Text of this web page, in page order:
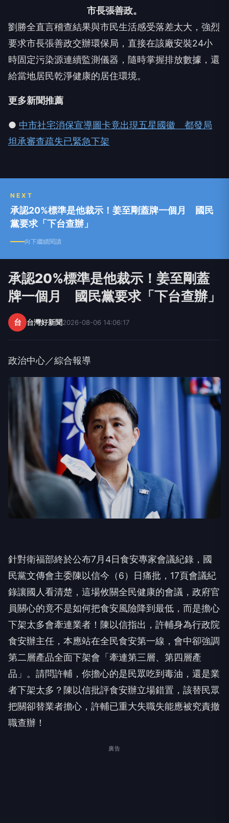
市長張善政。
劉勝全直言稽查結果與市民生活感受落差太大，強烈
要求市長張善政交辦環保局，直接在該廠安裝24小
時固定污染源連續監測儀器，隨時掌握排放數據，還
給當地居民乾淨健康的居住環境。
更多新聞推薦
● 中市社宅消保宣導圖卡竟出現五星國徽 都發局
坦承審查疏失已緊急下架
NEXT
承認20%標準是他裁示！姜至剛蓋牌一個月 國民
黨要求「下台查辦」
向下繼續閱讀
承認20%標準是他裁示！姜至剛蓋
牌一個月 國民黨要求「下台查辦」
台 台灣好新聞2026-08-06 14:06:17
政治中心／綜合報導
針對衛福部終於公布7月4日食安專家會議紀錄，國
民黨文傳會主委陳以信今（6）日痛批，17頁會議紀
錄讓國人看清楚，這場攸關全民健康的會議，政府官
員關心的竟不是如何把食安風險降到最低，而是擔心
下架太多會牽連業者！陳以信指出，許輔身為行政院
食安辦主任，本應站在全民食安第一線，會中卻強調
第二層產品全面下架會「牽連第三層、第四層產
品」。請問許輔，你擔心的是民眾吃到毒油，還是業
者下架太多？陳以信批評食安辦立場錯置，該替民眾
把關卻替業者擔心，許輔已重大失職失能應被究責撤
職查辦！
廣告